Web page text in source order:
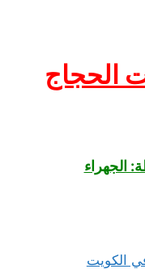
الحجاج
الجهراء
الكويت